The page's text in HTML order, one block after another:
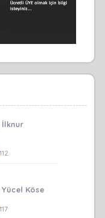
İlknur
112
Köse
117